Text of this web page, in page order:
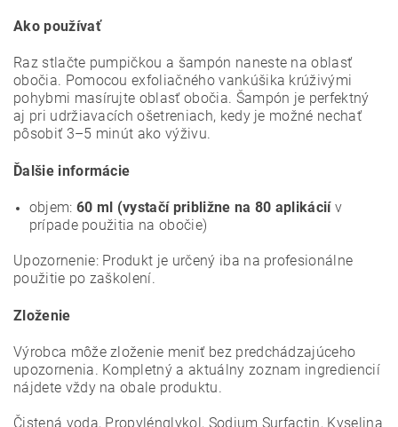
Ako používať
Raz stlačte pumpičkou a šampón naneste na oblasť
obočia. Pomocou exfoliačného vankúšika krúživými
pohybmi masírujte oblasť obočia. Šampón je perfektný
aj pri udržiavacích ošetreniach, kedy je možné nechať
pôsobiť 3–5 minút ako výživu.
Ďalšie informácie
objem: 60 ml (vystačí približne na 80 aplikáciív
prípade použitia na obočie)
Upozornenie: Produkt je určený iba na profesionálne
použitie po zaškolení.
Zloženie
Výrobca môže zloženie meniť bez predchádzajúceho
upozornenia. Kompletný a aktuálny zoznam ingrediencií
nájdete vždy na obale produktu.
Čistená voda, Propylénglykol, Sodium Surfactin, Kyselina